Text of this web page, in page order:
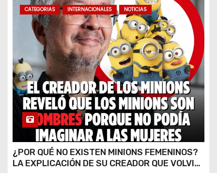
CATEGORIAS INTERNACIONALES NOTICIAS
¿POR QUÉ NO EXISTEN MINIONS FEMENINOS?
LA EXPLICACIÓN DE SU CREADOR QUE VOLVIÓ